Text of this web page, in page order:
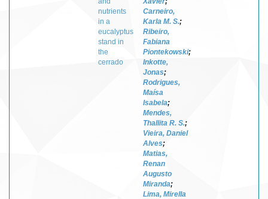
nutrients
in a
eucalyptus
stand in
the
cerrado
Carneiro,
Karla M. S.;
Ribeiro,
Fabiana
Piontekowski;
Inkotte,
Jonas;
Rodrigues,
Maísa
Isabela;
Mendes,
Thallita R. S.;
Vieira, Daniel
Alves;
Matias,
Renan
Augusto
Miranda;
Lima, Mirella